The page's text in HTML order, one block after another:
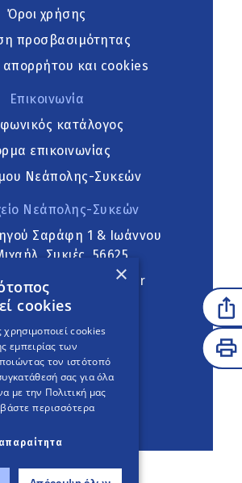
Όροι χρήσης
προσβασιμότητας
απορρήτου και cookies
Επικοινωνία
κατάλογος
επικοινωνίας
Νεάπολης-Συκεών
Νεάπολης-Συκεών
Σαράφη 1 & Ιωάννου
Συκιές, 56625
Ακολουθήστε
Version
project
×
cookies
cookies
εμπειρίας των
τον ιστότοπό
σας για όλα
με την Πολιτική μας
περισσότερα